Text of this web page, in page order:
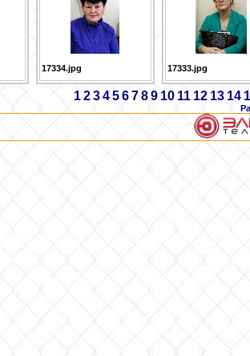
17334.jpg 17333.jpg
123456789 10 11 12 13 14